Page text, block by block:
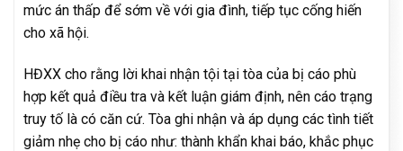
mức án thấp để sớm về với gia đình, tiếp tục cống hiến
cho xã hội.
HĐXX cho rằng lời khai nhận tội tại tòa của bị cáo phù
hợp kết quả điều tra và kết luận giám định, nên cáo trạng
truy tố là có căn cứ. Tòa ghi nhận và áp dụng các tình tiết
giảm nhẹ cho bị cáo như: thành khẩn khai báo, khắc phục